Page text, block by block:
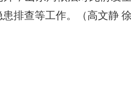
患排查等工作。（高文静